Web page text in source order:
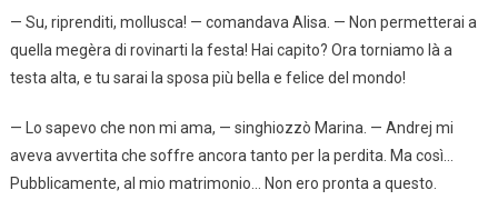
— Su, riprenditi, mollusca! — comandava Alisa. — Non permetterai a
quella megèra di rovinarti la festa! Hai capito? Ora torniamo là a
testa alta, e tu sarai la sposa più bella e felice del mondo!
— Lo sapevo che non mi ama, — singhiozzò Marina. — Andrej mi
aveva avvertita che soffre ancora tanto per la perdita. Ma così…
Pubblicamente, al mio matrimonio… Non ero pronta a questo.